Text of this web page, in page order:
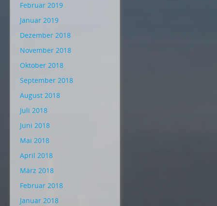
Februar 2019
Januar 2019
Dezember 2018
November 2018
Oktober 2018
September 2018
August 2018
Juli 2018
Juni 2018
Mai 2018
April 2018
März 2018
Februar 2018
Januar 2018